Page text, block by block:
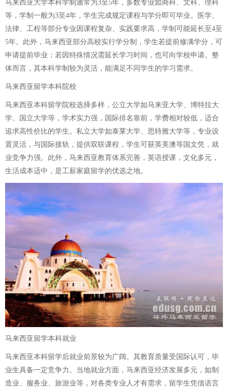
马来西亚大学本科学制通常为3至5年，多数专业如商科、文科、理科
等，学制一般为3至4年，学生完成规定课程与学分即可毕业。医学、
法律、工程等部分专业因课程复杂、实践要求高，学制可能延长至4至
5年。此外，马来西亚部分高校实行学分制，学生若提前修满学分，可
申请提前毕业；若因特殊情况需延长学习时间，也可向学校申请。整
体而言，其本科学制较为灵活，能满足不同学生的学习需求。
马来西亚留学本科院校
马来西亚本科留学院校选择多样，公立大学如马来亚大学、博特拉大
学、国立大学等，学术实力强，国际排名靠前，学费相对较低，适合
追求高性价比的学生。私立大学如泰莱大学、思特雅大学等，专业设
置灵活，与国际接轨，提供双联课程，学生可获英美澳等国文凭，就
业竞争力强。此外，马来西亚教育体系完善，英语授课，文化多元，
生活成本适中，是工薪家庭留学的优选之地。
马来西亚留学本科就业
马来西亚本科留学后就业前景较为广阔。其教育质量受国际认可，毕
业生具备一定竞争力。当地就业方面，马来西亚经济发展多元，如制
造业、服务业、旅游业等，对各类专业人才有需求，留学生凭借语言